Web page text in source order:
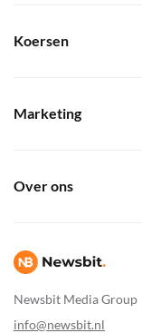
Newsbit Media Group
info@newsbit.nl
Koersen
Marketing
Over ons